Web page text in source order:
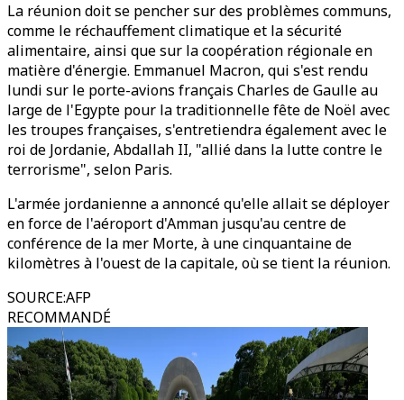
La réunion doit se pencher sur des problèmes communs,
comme le réchauffement climatique et la sécurité
alimentaire, ainsi que sur la coopération régionale en
matière d'énergie. Emmanuel Macron, qui s'est rendu
lundi sur le porte-avions français Charles de Gaulle au
large de l'Egypte pour la traditionnelle fête de Noël avec
les troupes françaises, s'entretiendra également avec le
roi de Jordanie, Abdallah II, "allié dans la lutte contre le
terrorisme", selon Paris.
L'armée jordanienne a annoncé qu'elle allait se déployer
en force de l'aéroport d'Amman jusqu'au centre de
conférence de la mer Morte, à une cinquantaine de
kilomètres à l'ouest de la capitale, où se tient la réunion.
SOURCE:AFP
RECOMMANDÉ